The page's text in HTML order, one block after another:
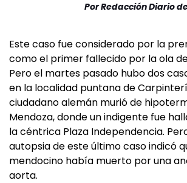
PorRedacción Diario
Este caso fue considerado por la
como el primer fallecido por la ola
Pero el martes pasado hubo dos
en la localidad puntana de
ciudadano alemán murió de
Mendoza, donde un indigente fue
la céntrica Plaza Independencia.
autopsia de este último caso indicó
mendocino había muerto por una
aorta.